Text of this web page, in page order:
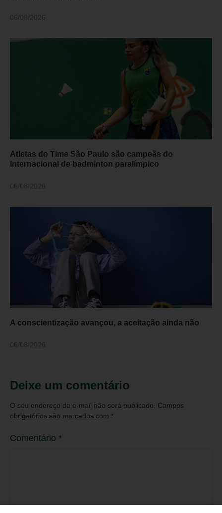
Atletas do Time São Paulo são campeãs do
Internacional de badminton paralímpico
A conscientização avançou, a aceitação ainda não
Deixe um comentário
O seu endereço de e-mail não será publicado.
Campos
obrigatórios são marcados com *
Comentário *